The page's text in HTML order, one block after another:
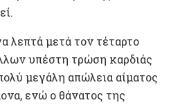
λεπτά μετά τον τέταρτο
υπέστη τρώση καρδιάς
μεγάλη απώλεια αίματος
ενώ ο θάνατος της